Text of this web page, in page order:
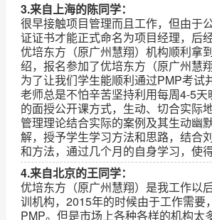
3.来自上海的陈同学：
很早接触项目管理而且工作，但由于
证证书才能正式命名为项目经理，后
优培东方（原广州慧翔）机构顺利拿
绍，报名参加了优培东方（原广州慧
为了让我们学生能顺利通过PMP考试
老师总是不怕辛苦坚持利用每周4-5
的面授公开课方式，生动、切合实际
管理理论结合实际的案例及其生动幽
解，授予学生学习方法和思路，结合
和方法，通过几个月的自身学习，使
4.来自北京的王同学：
优培东方（原广州慧翔）是我工作以
训机构，2015年的时候由于工作需要
PMP。但是市场上各种各样的机构太